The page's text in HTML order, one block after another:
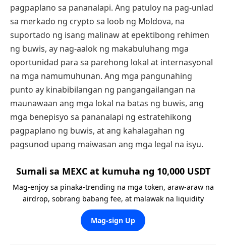
pagpaplano sa pananalapi. Ang patuloy na pag-unlad
sa merkado ng crypto sa loob ng Moldova, na
suportado ng isang malinaw at epektibong rehimen
ng buwis, ay nag-aalok ng makabuluhang mga
oportunidad para sa parehong lokal at internasyonal
na mga namumuhunan. Ang mga pangunahing
punto ay kinabibilangan ng pangangailangan na
maunawaan ang mga lokal na batas ng buwis, ang
mga benepisyo sa pananalapi ng estratehikong
pagpaplano ng buwis, at ang kahalagahan ng
pagsunod upang maiwasan ang mga legal na isyu.
Sumali sa MEXC at kumuha ng 10,000 USDT
Mag-enjoy sa pinaka-trending na mga token, araw-araw na
airdrop, sobrang babang fee, at malawak na liquidity
Mag-sign Up